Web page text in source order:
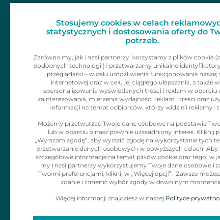
Stosujemy cookies w celach
statystycznych i dostosowania oferty do
potrzeb.
Zarówno my, jak i nasi partnerzy, korzystamy z plików cookie
podobnych technologii) i przetwarzamy unikalne
przeglądarki – w celu umożliwienia funkcjonowania naszej
internetowej oraz w celu jej ciągłego ulepszania, a także
spersonalizowania wyświetlanych treści i reklam w oparciu
zainteresowania, mierzenia wydajności reklam i treści oraz
informacji na temat odbiorców, którzy widzieli reklamy i
Możemy przetwarzać Twoje dane osobowe na podstawie
lub w oparciu o nasz prawnie uzasadniony interes. Kliknij
„Wyrażam zgodę”, aby wyrazić zgodę na wykorzystanie tych
przetwarzanie danych osobowych w powyższych celach.
szczegółowe informacje na temat plików cookie oraz tego, w
my i nasi partnerzy wykorzystujemy Twoje dane osobowe i
Twoimi preferencjami, kliknij w „Więcej opcji”. Zawsze
zdanie i zmienić wybór zgody w dowolnym
Więcej informacji znajdziesz w naszej Polityce
Kariera
Kontakt
Informacje dla
klienta
Polityka Cookies
Klauzula
Informacyjna dla
adresatów
korespodencji
Zgłaszanie
naruszeń